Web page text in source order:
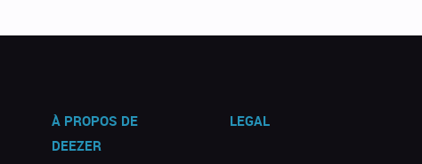
À PROPOS DE
DEEZER
LEGAL